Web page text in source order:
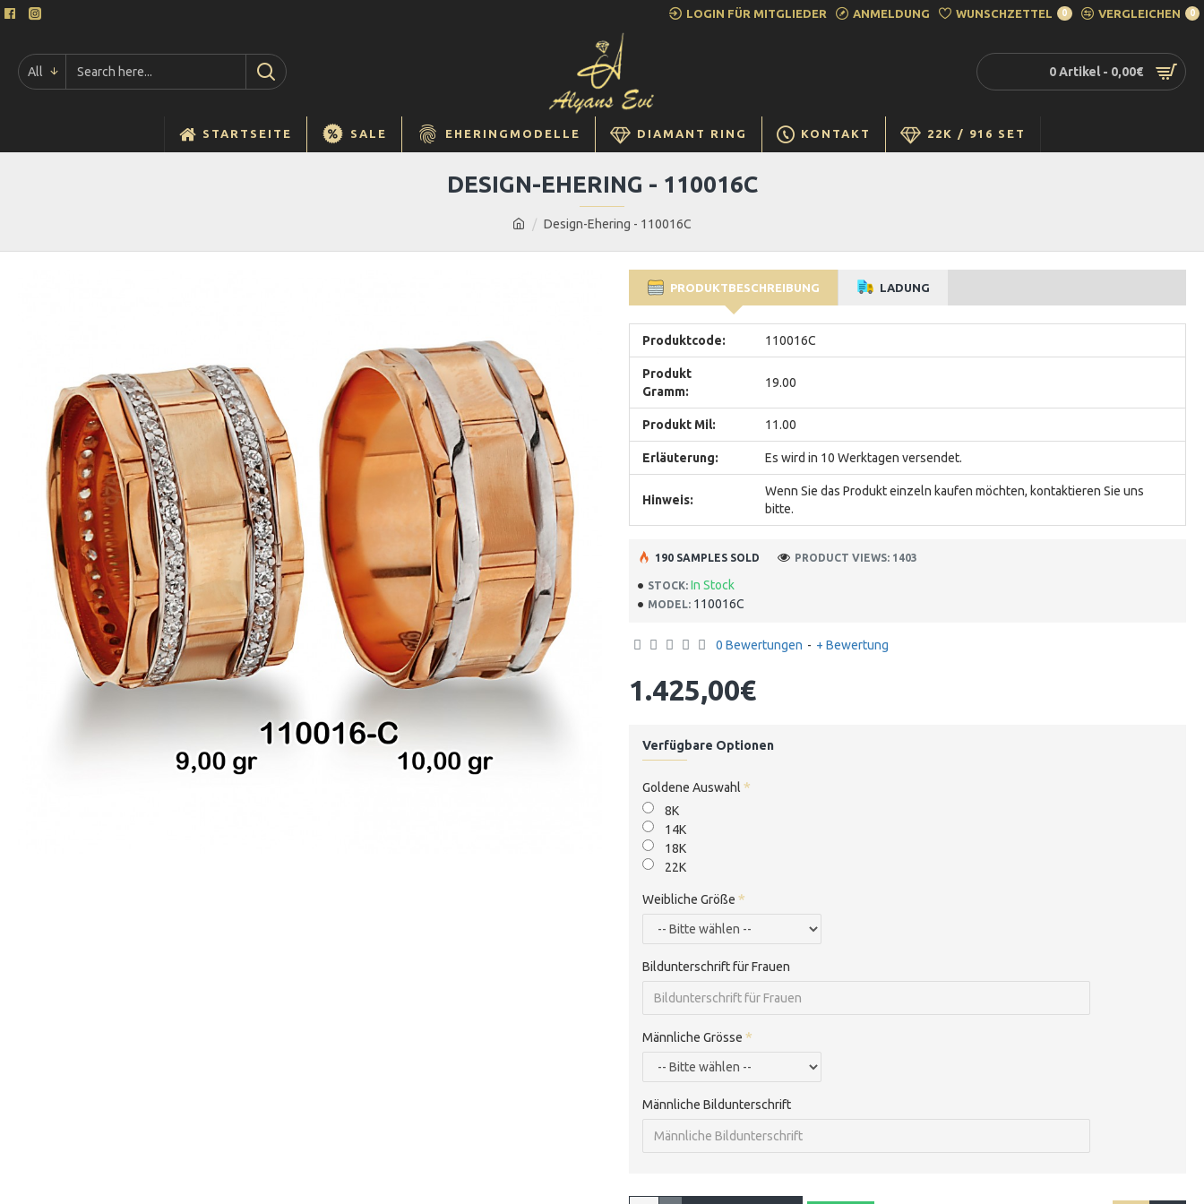
LOGIN FÜR MITGLIEDER ANMELDUNG WUNSCHZETTEL 0 VERGLEICHEN 0
All 0 Artikel - 0,00€
STARTSEITE SALE EHERINGMODELLE DIAMANT RING KONTAKT 22K / 916 SET
Design-Ehering - 110016C
DESIGN-EHERING - 110016C
PRODUKTBESCHREIBUNG LADUNG
Produktcode: 110016C
Produkt
Gramm:
19.00
Produkt Mil: 11.00
Erläuterung: Es wird in 10 Werktagen versendet.
Hinweis:
Wenn Sie das Produkt einzeln kaufen möchten, kontaktieren Sie uns
bitte.
STOCK: In Stock
MODEL: 110016C
190 SAMPLES SOLD PRODUCT VIEWS: 1403
0 Bewertungen - + Bewertung
1.425,00€
Verfügbare Optionen
Goldene Auswahl
8K
14K
18K
22K
Weibliche Größe
Bildunterschrift für Frauen
Männliche Grösse
Männliche Bildunterschrift